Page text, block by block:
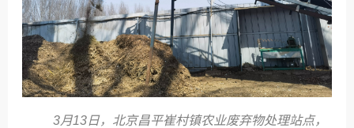
3月13日，北京昌平崔村镇农业废弃物处理站点，